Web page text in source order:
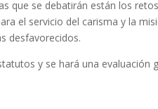
que se debatirán están los
el servicio del carisma y la
desfavorecidos.
y se hará una